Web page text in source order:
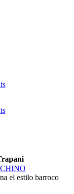
el estilo barroco